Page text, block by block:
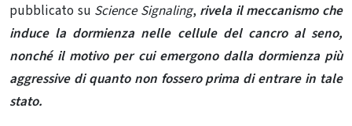
pubblicato su Science Signaling, rivela il meccanismo che
induce la dormienza nelle cellule del cancro al seno,
nonché il motivo per cui emergono dalla dormienza più
aggressive di quanto non fossero prima di entrare in tale
stato.